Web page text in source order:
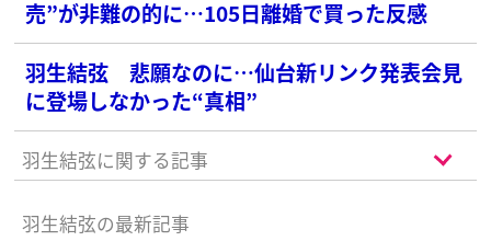
売”が非難の的に…105日離婚で買った反感
羽生結弦 悲願なのに…仙台新リンク発表会見
に登場しなかった“真相”
羽生結弦に関する記事
羽生結弦の最新記事